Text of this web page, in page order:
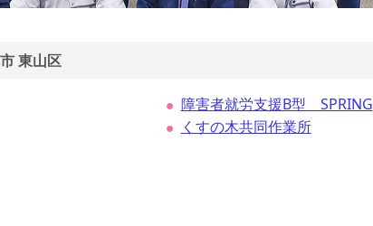
東山区
障害者就労支援B型 SPRING
くすの木共同作業所